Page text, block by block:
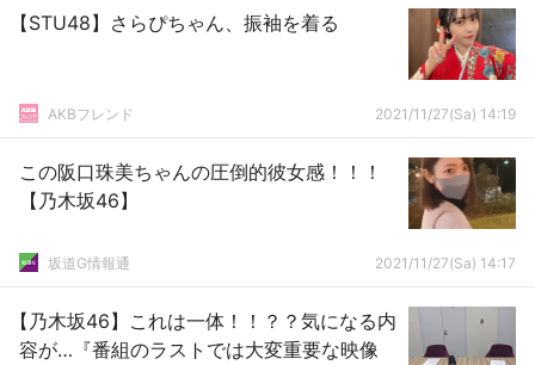
【STU48】さらぴちゃん、振袖を着る
AKBフレンド 2021/11/27(Sa) 14:19
この阪口珠美ちゃんの圧倒的彼女感！！！
【乃木坂46】
坂道G情報通 2021/11/27(Sa) 14:17
【乃木坂46】これは一体！！？？気になる内
容が…『番組のラストでは大変重要な映像